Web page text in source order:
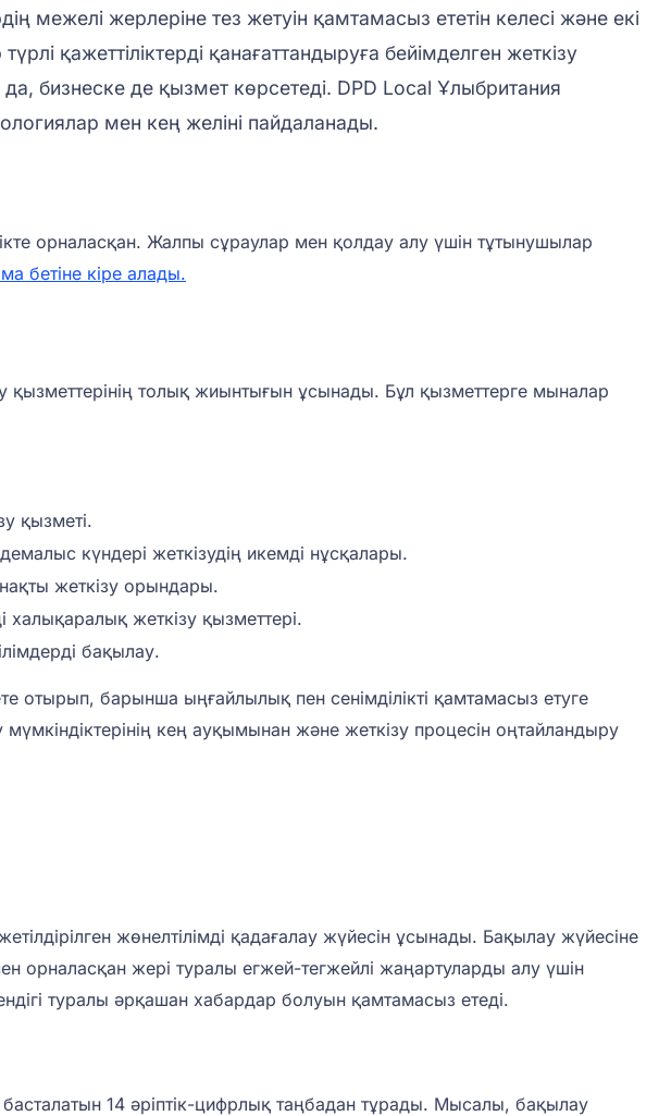
межелі жерлеріне тез жетуін қамтамасыз ететін келесі және екі
қажеттіліктерді қанағаттандыруға бейімделген жеткізу
бизнеске де қызмет көрсетеді. DPD Local Ұлыбритания
мен кең желіні пайдаланады.
орналасқан. Жалпы сұраулар мен қолдау алу үшін тұтынушылар
бетіне кіре алады.
қызметтерінің толық жиынтығын ұсынады. Бұл қызметтерге мыналар
қызметі.
күндері жеткізудің икемді нұсқалары.
жеткізу орындары.
халықаралық жеткізу қызметтері.
бақылау.
отырып, барынша ыңғайлылық пен сенімділікті қамтамасыз етуге
кең ауқымынан және жеткізу процесін оңтайландыру
жөнелтілімді қадағалау жүйесін ұсынады. Бақылау жүйесіне
орналасқан жері туралы егжей-тегжейлі жаңартуларды алу үшін
туралы әрқашан хабардар болуын қамтамасыз етеді.
14 әріптік-цифрлық таңбадан тұрады. Мысалы, бақылау